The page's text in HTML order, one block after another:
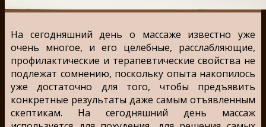
На сегодняшний день о массаже известно уже
очень многое, и его целебные, расслабляющие,
профилактические и терапевтические свойства не
подлежат сомнению, поскольку опыта накопилось
уже достаточно для того, чтобы предъявить
конкретные результаты даже самым отъявленным
скептикам. На сегодняшний день массаж